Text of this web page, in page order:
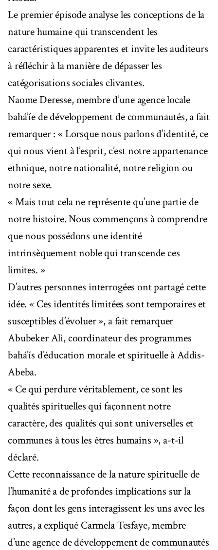
Le premier épisode analyse les conceptions de la
nature humaine qui transcendent les
caractéristiques apparentes et invite les auditeurs
à réfléchir à la manière de dépasser les
catégorisations sociales clivantes.
Naome Deresse, membre d’une agence locale
bahá’íe de développement de communautés, a fait
remarquer : « Lorsque nous parlons d’identité, ce
qui nous vient à l’esprit, c’est notre appartenance
ethnique, notre nationalité, notre religion ou
notre sexe.
« Mais tout cela ne représente qu’une partie de
notre histoire. Nous commençons à comprendre
que nous possédons une identité
intrinsèquement noble qui transcende ces
limites. »
D’autres personnes interrogées ont partagé cette
idée. « Ces identités limitées sont temporaires et
susceptibles d’évoluer », a fait remarquer
Abubeker Ali, coordinateur des programmes
bahá’ís d’éducation morale et spirituelle à Addis-
Abeba.
« Ce qui perdure véritablement, ce sont les
qualités spirituelles qui façonnent notre
caractère, des qualités qui sont universelles et
communes à tous les êtres humains », a-t-il
déclaré.
Cette reconnaissance de la nature spirituelle de
l’humanité a de profondes implications sur la
façon dont les gens interagissent les uns avec les
autres, a expliqué Carmela Tesfaye, membre
d’une agence de développement de communautés